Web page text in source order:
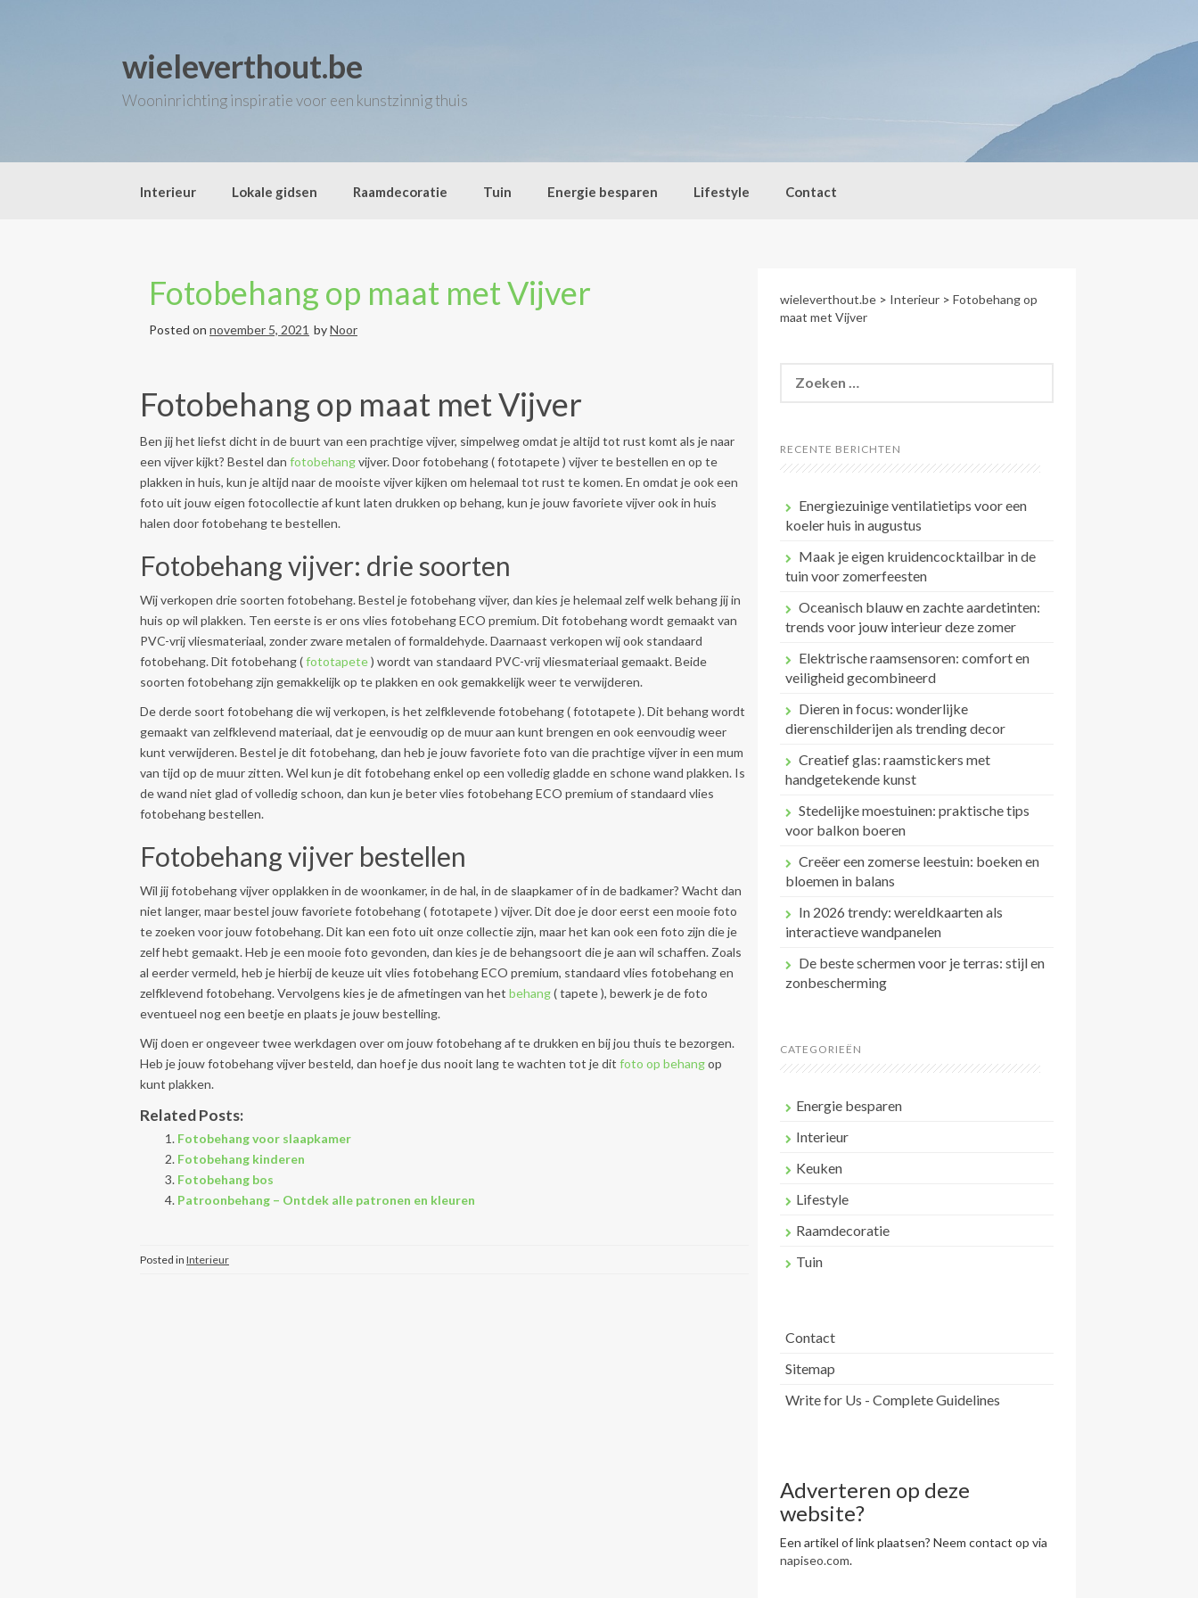
wieleverthout.be
Wooninrichting inspiratie voor een kunstzinnig thuis
Interieur Lokale gidsen Raamdecoratie Tuin Energie besparen Lifestyle Contact
Fotobehang op maat met Vijver
Posted on november 5, 2021 byNoor
Fotobehang op maat met Vijver
Ben jij het liefst dicht in de buurt van een prachtige vijver, simpelweg omdat je altijd tot rust komt als je naar
een vijver kijkt? Bestel dan fotobehangvijver. Door fotobehang ( fototapete ) vijver te bestellen en op te
plakken in huis, kun je altijd naar de mooiste vijver kijken om helemaal tot rust te komen. En omdat je ook een
foto uit jouw eigen fotocollectie af kunt laten drukken op behang, kun je jouw favoriete vijver ook in huis
halen door fotobehang te bestellen.
Fotobehang vijver: drie soorten
Wij verkopen drie soorten fotobehang. Bestel je fotobehang vijver, dan kies je helemaal zelf welk behang jij in
huis op wil plakken. Ten eerste is er ons vlies fotobehang ECO premium. Dit fotobehang wordt gemaakt van
PVC-vrij vliesmateriaal, zonder zware metalen of formaldehyde. Daarnaast verkopen wij ook standaard
fotobehang. Dit fotobehang (fototapete) wordt van standaard PVC-vrij vliesmateriaal gemaakt. Beide
soorten fotobehang zijn gemakkelijk op te plakken en ook gemakkelijk weer te verwijderen.
De derde soort fotobehang die wij verkopen, is het zelfklevende fotobehang ( fototapete ). Dit behang wordt
gemaakt van zelfklevend materiaal, dat je eenvoudig op de muur aan kunt brengen en ook eenvoudig weer
kunt verwijderen. Bestel je dit fotobehang, dan heb je jouw favoriete foto van die prachtige vijver in een mum
van tijd op de muur zitten. Wel kun je dit fotobehang enkel op een volledig gladde en schone wand plakken. Is
de wand niet glad of volledig schoon, dan kun je beter vlies fotobehang ECO premium of standaard vlies
fotobehang bestellen.
Fotobehang vijver bestellen
Wil jij fotobehang vijver opplakken in de woonkamer, in de hal, in de slaapkamer of in de badkamer? Wacht dan
niet langer, maar bestel jouw favoriete fotobehang ( fototapete ) vijver. Dit doe je door eerst een mooie foto
te zoeken voor jouw fotobehang. Dit kan een foto uit onze collectie zijn, maar het kan ook een foto zijn die je
zelf hebt gemaakt. Heb je een mooie foto gevonden, dan kies je de behangsoort die je aan wil schaffen. Zoals
al eerder vermeld, heb je hierbij de keuze uit vlies fotobehang ECO premium, standaard vlies fotobehang en
zelfklevend fotobehang. Vervolgens kies je de afmetingen van het behang( tapete ), bewerk je de foto
eventueel nog een beetje en plaats je jouw bestelling.
Wij doen er ongeveer twee werkdagen over om jouw fotobehang af te drukken en bij jou thuis te bezorgen.
Heb je jouw fotobehang vijver besteld, dan hoef je dus nooit lang te wachten tot je dit foto op behangop
kunt plakken.
Related Posts:
Fotobehang voor slaapkamer
Fotobehang kinderen
Fotobehang bos
Patroonbehang – Ontdek alle patronen en kleuren
Posted in Interieur
wieleverthout.be > Interieur >Fotobehang op
maat met Vijver
naar:
RECENTE BERICHTEN
Energiezuinige ventilatietips voor een
koeler huis in augustus
Maak je eigen kruidencocktailbar in de
tuin voor zomerfeesten
Oceanisch blauw en zachte aardetinten:
trends voor jouw interieur deze zomer
Elektrische raamsensoren: comfort en
veiligheid gecombineerd
Dieren in focus: wonderlijke
dierenschilderijen als trending decor
Creatief glas: raamstickers met
handgetekende kunst
Stedelijke moestuinen: praktische tips
voor balkon boeren
Creëer een zomerse leestuin: boeken en
bloemen in balans
In 2026 trendy: wereldkaarten als
interactieve wandpanelen
De beste schermen voor je terras: stijl en
zonbescherming
CATEGORIEËN
Energie besparen
Interieur
Keuken
Lifestyle
Raamdecoratie
Tuin
Contact
Sitemap
Write for Us - Complete Guidelines
Adverteren op deze
website?
Een artikel of link plaatsen? Neem contact op via
napiseo.com.